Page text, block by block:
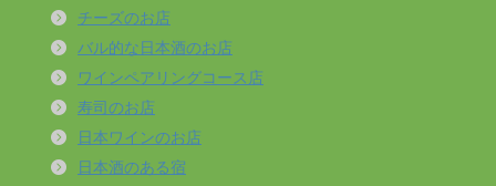
チーズのお店
バル的な日本酒のお店
ワインペアリングコース店
寿司のお店
日本ワインのお店
日本酒のある宿